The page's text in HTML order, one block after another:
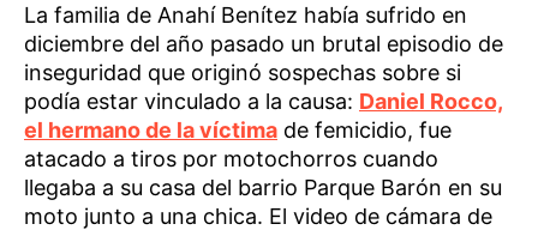
La familia de Anahí Benítez había sufrido en
diciembre del año pasado un brutal episodio de
inseguridad que originó sospechas sobre si
podía estar vinculado a la causa: Daniel Rocco,
el hermano de la víctima de femicidio, fue
atacado a tiros por motochorros cuando
llegaba a su casa del barrio Parque Barón en su
moto junto a una chica. El video de cámara de